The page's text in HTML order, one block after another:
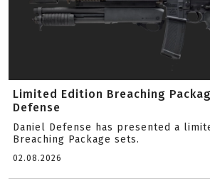
Limited Edition Breaching
Defense
Daniel Defense has presented a
Breaching Package sets.
02.08.2026